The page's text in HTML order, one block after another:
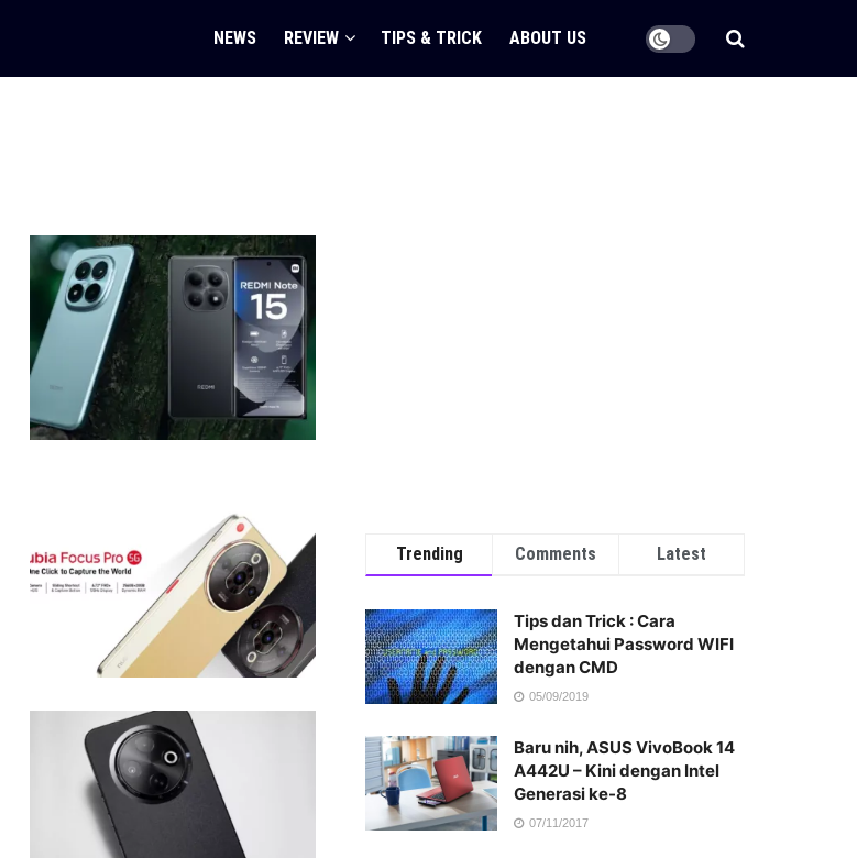
NEWS REVIEW TIPS & TRICK ABOUT US
Trending Comments Latest
Tips dan Trick : Cara
Mengetahui Password WIFI
dengan CMD
05/09/2019
Baru nih, ASUS VivoBook 14
A442U – Kini dengan Intel
Generasi ke-8
07/11/2017